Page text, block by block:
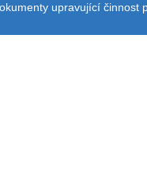
upravující činnost